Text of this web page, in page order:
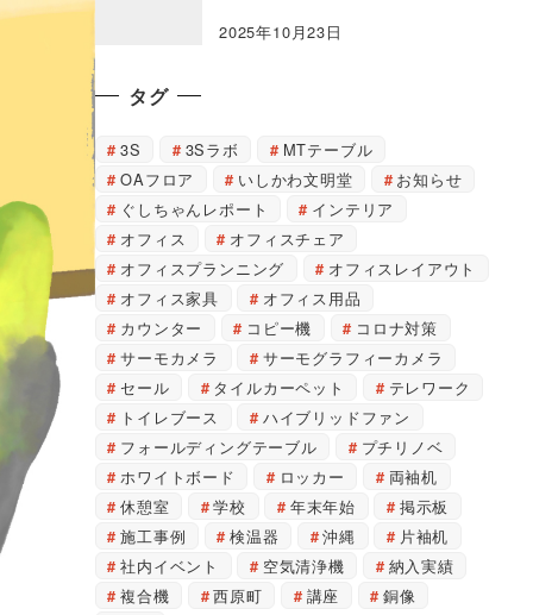
2025年10月23日
タグ
3S 3Sラボ
MTテーブル
OAフロア
いしかわ文明堂
お知らせ
ぐしちゃんレポート
インテリア
オフィス
オフィスチェア
オフィスプランニング
オフィスレイアウト
オフィス家具
オフィス用品
カウンター
コピー機
コロナ対策
サーモカメラ
サーモグラフィーカメラ
セール
タイルカーペット
テレワーク
トイレブース
ハイブリッドファン
フォールディングテーブル
プチリノベ
ホワイトボード
ロッカー
両袖机
休憩室
学校 年末年始
掲示板
施工事例
検温器 沖縄
片袖机
社内イベント
空気清浄機
納入実績
複合機
西原町 講座
銅像